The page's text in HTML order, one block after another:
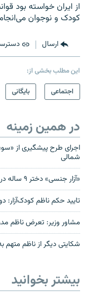
از ایران خواسته بود
کودک و نوجوان
ارسال
این مطلب بخشی از:
اجتماعی
بایگانی
در همین زمینه
اجرای طرح پیشگیری از
شمالی
«آزار جنسی» دختر ۹ ساله در زنجان و قربانی‌شدن دوباره یک قربانی
تایید حکم ناظم
مشاور وزیر: تعرض ناظم
شکایتی دیگر از ناظم متهم
بیشتر بخوانید